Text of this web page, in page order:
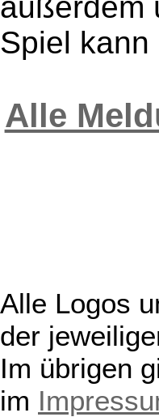
außerdem
Spiel kann
Alle
Alle Logos
der
Im übrigen
im